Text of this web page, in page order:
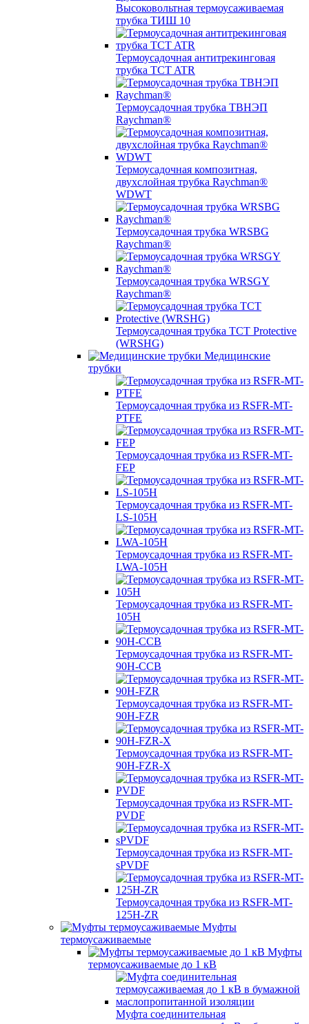
Высоковольтная термоусаживаемая
трубка ТИШ 10
Термоусадочная антитрекинговая
трубка TCT ATR
Термоусадочная трубка ТВНЭП
Raychman®
Термоусадочная композитная,
двухслойная трубка Raychman®
WDWT
Термоусадочная трубка WRSBG
Raychman®
Термоусадочная трубка WRSGY
Raychman®
Термоусадочная трубка TCT Protective
(WRSHG)
Медицинские
трубки
Термоусадочная трубка из RSFR-MT-
PTFE
Термоусадочная трубка из RSFR-MT-
FEP
Термоусадочная трубка из RSFR-MT-
LS-105H
Термоусадочная трубка из RSFR-MT-
LWA-105H
Термоусадочная трубка из RSFR-MT-
105H
Термоусадочная трубка из RSFR-MT-
90H-CCB
Термоусадочная трубка из RSFR-MT-
90H-FZR
Термоусадочная трубка из RSFR-MT-
90H-FZR-X
Термоусадочная трубка из RSFR-MT-
PVDF
Термоусадочная трубка из RSFR-MT-
sPVDF
Термоусадочная трубка из RSFR-MT-
125H-ZR
Муфты
термоусаживаемые
Муфты
термоусаживаемые до 1 кВ
Муфта соединительная